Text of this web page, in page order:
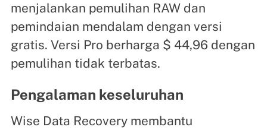
menjalankan pemulihan RAW dan
pemindaian mendalam dengan versi
gratis. Versi Pro berharga $ 44,96 dengan
pemulihan tidak terbatas.
Pengalaman keseluruhan
Wise Data Recovery membantu